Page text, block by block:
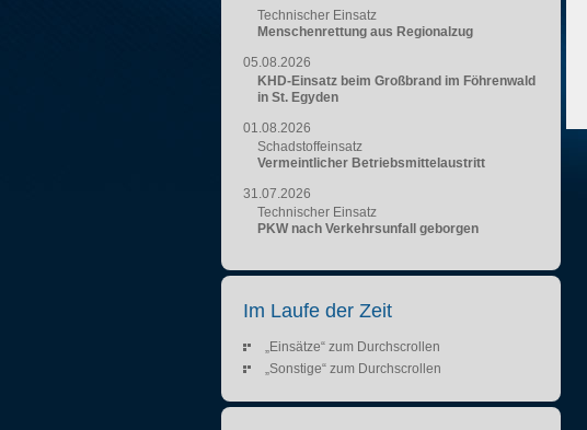
Technischer Einsatz
Menschenrettung aus Regionalzug
05.08.2026
KHD-Einsatz beim Großbrand im Föhrenwald
in St. Egyden
01.08.2026
Schadstoffeinsatz
Vermeintlicher Betriebsmittelaustritt
31.07.2026
Technischer Einsatz
PKW nach Verkehrsunfall geborgen
Im Laufe der Zeit
„Einsätze“ zum Durchscrollen
„Sonstige“ zum Durchscrollen